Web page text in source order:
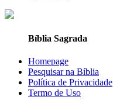
Bíblia Sagrada
Homepage
Pesquisar na Bíblia
Política de Privacidade
Termo de Uso